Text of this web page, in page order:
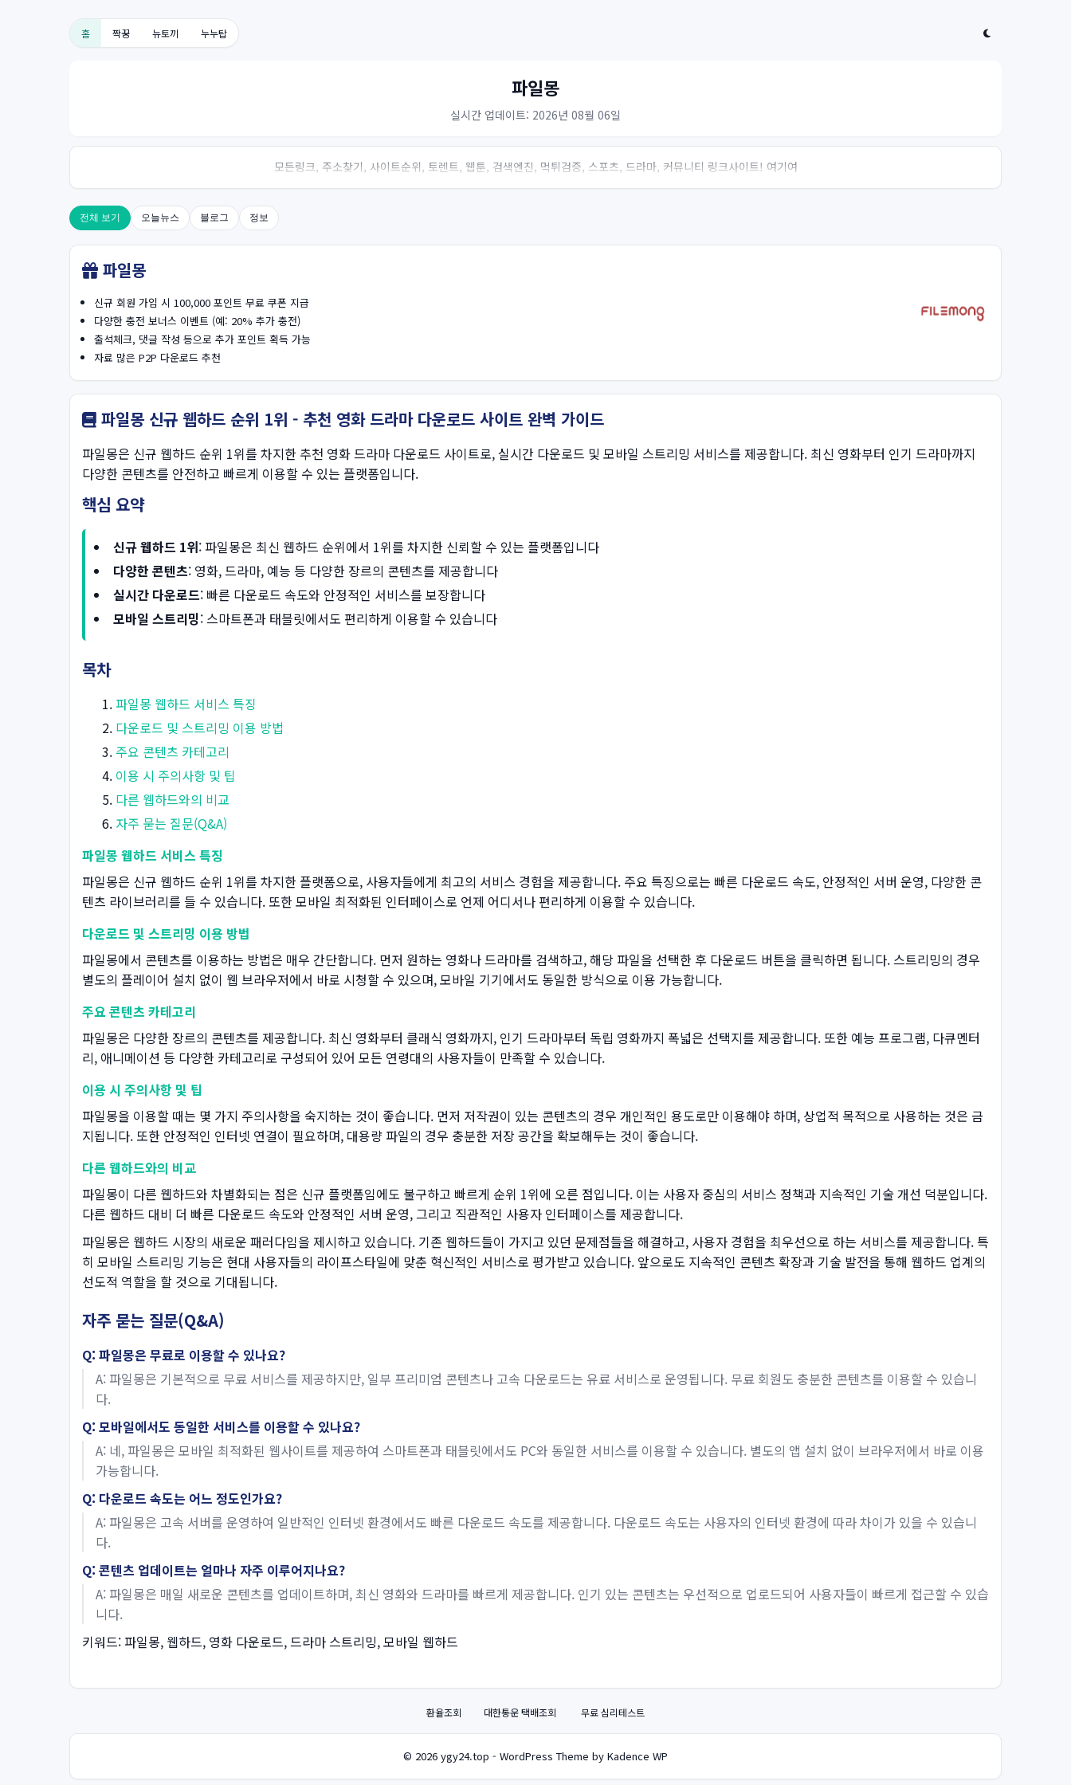
홈 짝꿍 뉴토끼 누누탑
파일몽
실시간 업데이트: 2026년 08월 06일
모든링크, 주소찾기, 사이트순위, 토렌트, 웹툰, 검색엔진, 먹튀검증, 스포츠, 드라마, 커뮤니티 링크사이트! 여기여
전체 보기 오늘뉴스 블로그 정보
파일몽
신규 회원 가입 시 100,000 포인트 무료 쿠폰 지급
다양한 충전 보너스 이벤트 (예: 20% 추가 충전)
출석체크, 댓글 작성 등으로 추가 포인트 획득 가능
자료 많은 P2P 다운로드 추천
파일몽 신규 웹하드 순위 1위 - 추천 영화 드라마 다운로드 사이트 완벽 가이드
파일몽은 신규 웹하드 순위 1위를 차지한 추천 영화 드라마 다운로드 사이트로, 실시간 다운로드 및 모바일 스트리밍 서비스를 제공합니다. 최신 영화부터 인기 드라마까지
다양한 콘텐츠를 안전하고 빠르게 이용할 수 있는 플랫폼입니다.
핵심 요약
신규 웹하드 1위: 파일몽은 최신 웹하드 순위에서 1위를 차지한 신뢰할 수 있는 플랫폼입니다
다양한 콘텐츠: 영화, 드라마, 예능 등 다양한 장르의 콘텐츠를 제공합니다
실시간 다운로드: 빠른 다운로드 속도와 안정적인 서비스를 보장합니다
모바일 스트리밍: 스마트폰과 태블릿에서도 편리하게 이용할 수 있습니다
목차
파일몽 웹하드 서비스 특징
다운로드 및 스트리밍 이용 방법
주요 콘텐츠 카테고리
이용 시 주의사항 및 팁
다른 웹하드와의 비교
자주 묻는 질문(Q&A)
파일몽 웹하드 서비스 특징
파일몽은 신규 웹하드 순위 1위를 차지한 플랫폼으로, 사용자들에게 최고의 서비스 경험을 제공합니다. 주요 특징으로는 빠른 다운로드 속도, 안정적인 서버 운영, 다양한 콘
텐츠 라이브러리를 들 수 있습니다. 또한 모바일 최적화된 인터페이스로 언제 어디서나 편리하게 이용할 수 있습니다.
다운로드 및 스트리밍 이용 방법
파일몽에서 콘텐츠를 이용하는 방법은 매우 간단합니다. 먼저 원하는 영화나 드라마를 검색하고, 해당 파일을 선택한 후 다운로드 버튼을 클릭하면 됩니다. 스트리밍의 경우
별도의 플레이어 설치 없이 웹 브라우저에서 바로 시청할 수 있으며, 모바일 기기에서도 동일한 방식으로 이용 가능합니다.
주요 콘텐츠 카테고리
파일몽은 다양한 장르의 콘텐츠를 제공합니다. 최신 영화부터 클래식 영화까지, 인기 드라마부터 독립 영화까지 폭넓은 선택지를 제공합니다. 또한 예능 프로그램, 다큐멘터
리, 애니메이션 등 다양한 카테고리로 구성되어 있어 모든 연령대의 사용자들이 만족할 수 있습니다.
이용 시 주의사항 및 팁
파일몽을 이용할 때는 몇 가지 주의사항을 숙지하는 것이 좋습니다. 먼저 저작권이 있는 콘텐츠의 경우 개인적인 용도로만 이용해야 하며, 상업적 목적으로 사용하는 것은 금
지됩니다. 또한 안정적인 인터넷 연결이 필요하며, 대용량 파일의 경우 충분한 저장 공간을 확보해두는 것이 좋습니다.
다른 웹하드와의 비교
파일몽이 다른 웹하드와 차별화되는 점은 신규 플랫폼임에도 불구하고 빠르게 순위 1위에 오른 점입니다. 이는 사용자 중심의 서비스 정책과 지속적인 기술 개선 덕분입니다.
다른 웹하드 대비 더 빠른 다운로드 속도와 안정적인 서버 운영, 그리고 직관적인 사용자 인터페이스를 제공합니다.
파일몽은 웹하드 시장의 새로운 패러다임을 제시하고 있습니다. 기존 웹하드들이 가지고 있던 문제점들을 해결하고, 사용자 경험을 최우선으로 하는 서비스를 제공합니다. 특
히 모바일 스트리밍 기능은 현대 사용자들의 라이프스타일에 맞춘 혁신적인 서비스로 평가받고 있습니다. 앞으로도 지속적인 콘텐츠 확장과 기술 발전을 통해 웹하드 업계의
선도적 역할을 할 것으로 기대됩니다.
자주 묻는 질문(Q&A)
Q: 파일몽은 무료로 이용할 수 있나요?
A: 파일몽은 기본적으로 무료 서비스를 제공하지만, 일부 프리미엄 콘텐츠나 고속 다운로드는 유료 서비스로 운영됩니다. 무료 회원도 충분한 콘텐츠를 이용할 수 있습니
다.
Q: 모바일에서도 동일한 서비스를 이용할 수 있나요?
A: 네, 파일몽은 모바일 최적화된 웹사이트를 제공하여 스마트폰과 태블릿에서도 PC와 동일한 서비스를 이용할 수 있습니다. 별도의 앱 설치 없이 브라우저에서 바로 이용
가능합니다.
Q: 다운로드 속도는 어느 정도인가요?
A: 파일몽은 고속 서버를 운영하여 일반적인 인터넷 환경에서도 빠른 다운로드 속도를 제공합니다. 다운로드 속도는 사용자의 인터넷 환경에 따라 차이가 있을 수 있습니
다.
Q: 콘텐츠 업데이트는 얼마나 자주 이루어지나요?
A: 파일몽은 매일 새로운 콘텐츠를 업데이트하며, 최신 영화와 드라마를 빠르게 제공합니다. 인기 있는 콘텐츠는 우선적으로 업로드되어 사용자들이 빠르게 접근할 수 있습
니다.
키워드: 파일몽, 웹하드, 영화 다운로드, 드라마 스트리밍, 모바일 웹하드
환율조회 대한통운 택배조회 무료 심리테스트
© 2026 ygy24.top - WordPress Theme by Kadence WP